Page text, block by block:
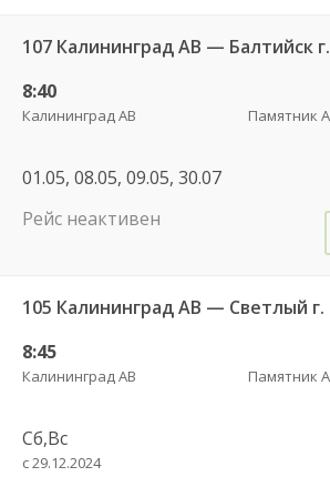
107 Калининград АВ — Балтийск г.
8:40
Калининград АВ
01.05, 08.05, 09.05, 30.07
Рейс неактивен
105 Калининград АВ — Светлый г.
8:45
Калининград АВ
Сб,Вс
с 29.12.2024